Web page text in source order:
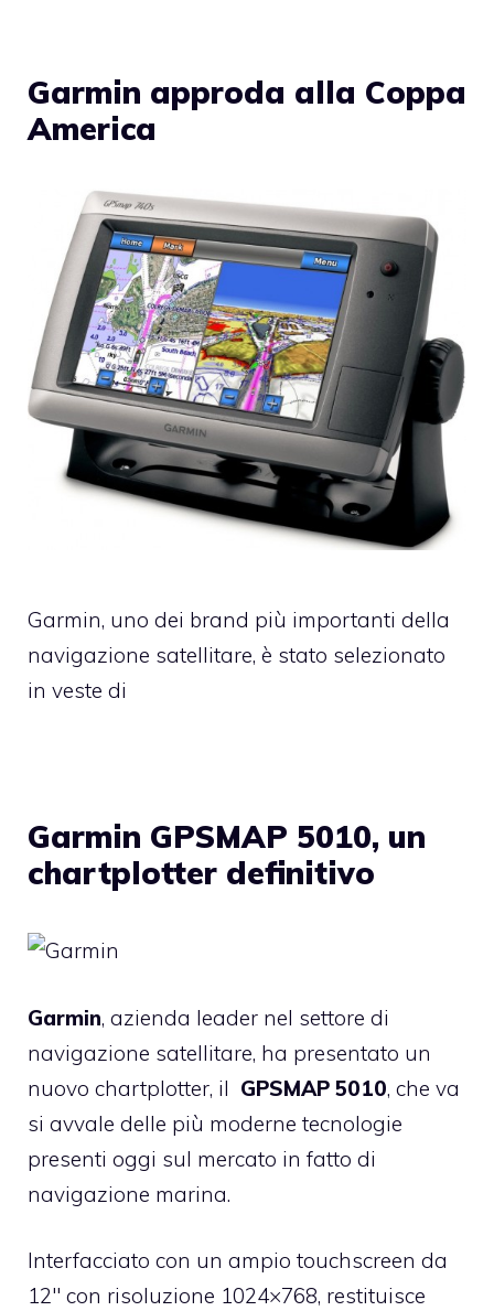
Garmin approda alla Coppa
America
Garmin, uno dei brand più importanti della
navigazione satellitare, è stato selezionato
in veste di
Garmin GPSMAP 5010, un
chartplotter definitivo
Garmin, azienda leader nel settore di
navigazione satellitare, ha presentato un
nuovo chartplotter, il GPSMAP 5010, che va
si avvale delle più moderne tecnologie
presenti oggi sul mercato in fatto di
navigazione marina.
Interfacciato con un ampio touchscreen da
12″ con risoluzione 1024×768, restituisce